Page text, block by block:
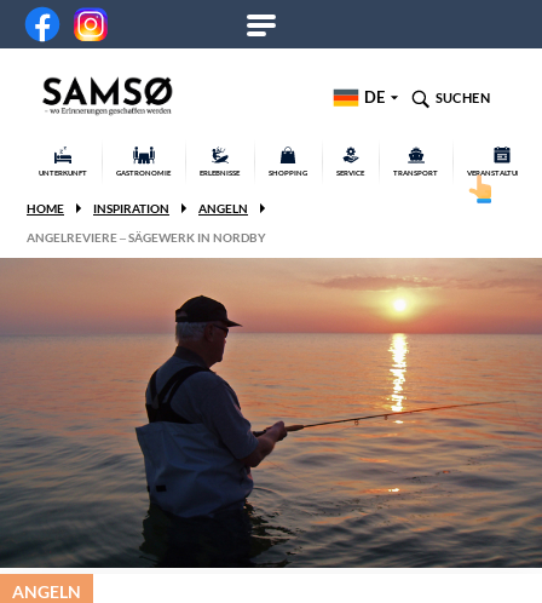
DE SUCHEN
UNTERKUNFT GASTRONOMIE ERLEBNISSE SHOPPING SERVICE TRANSPORT VERANSTALTUNGEN
HOME INSPIRATION
ANGELN
ANGELREVIERE – SÄGEWERK IN NORDBY
ANGELN